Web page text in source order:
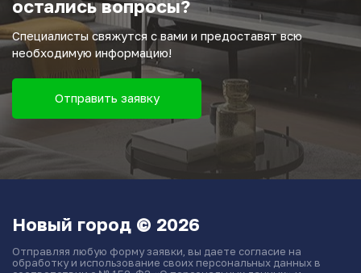
остались вопросы?
Специалисты свяжутся с вами и предоставят всю
необходимую информацию!
Отправить заявку
Новый город © 2026
Отправляя любую форму заявки, вы даете согласие на
обработку и использование своих персональных данных в